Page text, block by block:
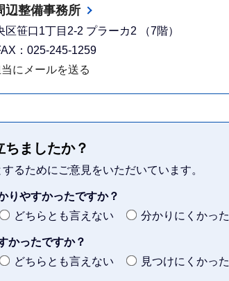
整備事務所
笹口1丁目2-2 プラーカ2 （7階）
：025-245-1259
にメールを送る
ちましたか？
るためにご意見をいただいています。
りやすかったですか？
どちらとも言えない 分かりにくかった
かったですか？
どちらとも言えない 見つけにくかった